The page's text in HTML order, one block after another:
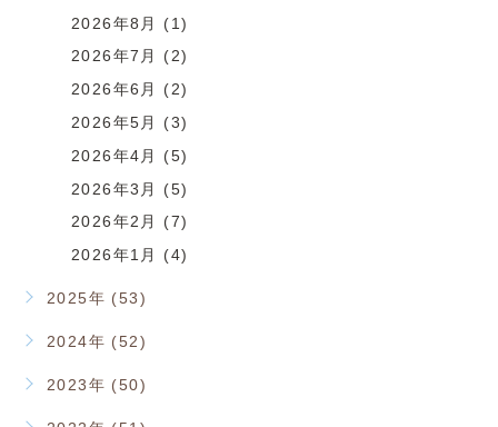
2026年8月 (1)
2026年7月 (2)
2026年6月 (2)
2026年5月 (3)
2026年4月 (5)
2026年3月 (5)
2026年2月 (7)
2026年1月 (4)
2025年 (53)
2024年 (52)
2023年 (50)